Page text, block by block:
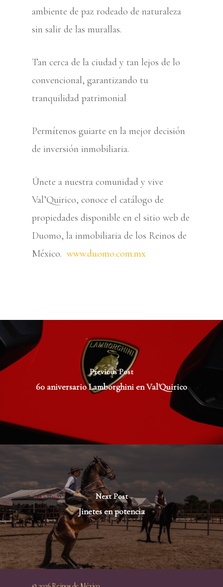
ambiente de paz rodeado de naturaleza
sin salir de las murallas.
Tan cerca de la ciudad y tan lejos de lo
convencional, garantizando tu
tranquilidad patrimonial
Permítenos guiarte en la mejor decisión
de inversión inmobiliaria.
Únete a nuestra comunidad y vive
Val’Quirico, conoce el catálogo de
propiedades disponible en el sitio web de
Duomo, la inmobiliaria de los Reinos de
México. www.duomo.com.mx
Previous Post
60 aniversario Lamborghini en Val'Quirico
Next Post
Jinetes en potencia